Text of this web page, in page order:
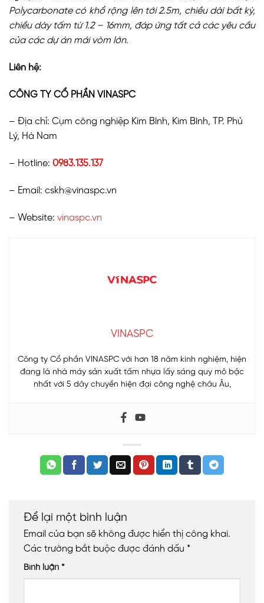
Polycarbonate có khổ rộng lên tới 2.5m, chiều dài bất kỳ,
chiều dày tấm từ 1.2 – 16mm, đáp ứng tất cả các yêu cầu
của các dự án mái vòm lớn.
Liên hệ:
CÔNG TY CỔ PHẦN VINASPC
– Địa chỉ: Cụm công nghiệp Kim Bình, Kim Bình, TP. Phủ
Lý, Hà Nam
– Hotline: 0983.135.137
– Email: cskh@vinaspc.vn
– Website: vinaspc.vn
VINASPC
Công ty Cổ phần VINASPC với hơn 18 năm kinh nghiệm, hiện
đang là nhà máy sản xuất tấm nhựa lấy sáng quy mô bậc
nhất với 5 dây chuyền hiện đại công nghệ châu Âu,
Để lại một bình luận
Email của bạn sẽ không được hiển thị công khai.
Các trường bắt buộc được đánh dấu *
Bình luận *